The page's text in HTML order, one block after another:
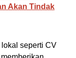
Akan Tindak
seperti CV